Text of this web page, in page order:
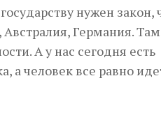
нужен закон,
Германия. Там
А у нас сегодня есть
а человек все равно